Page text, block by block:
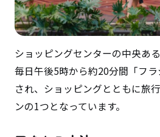
ショッピングセンターの中央あ
毎日午後5時から約20分間「フ
され、ショッピングとともに旅
ンの1つとなっています。